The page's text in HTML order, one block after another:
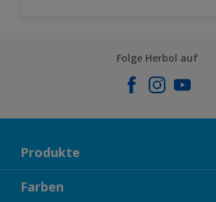
Folge Herbol auf
Produkte
FASSADENFARBEN
Farben